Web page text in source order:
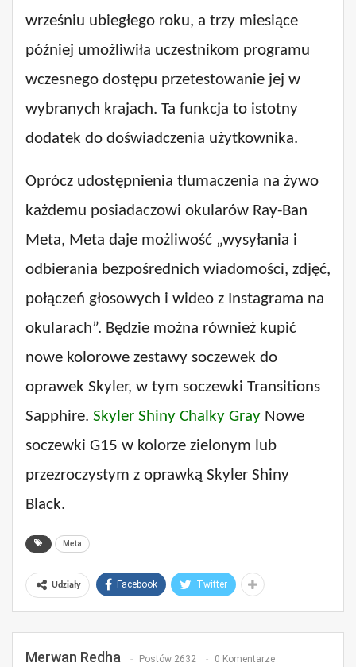
wrześniu ubiegłego roku, a trzy miesiące
później umożliwiła uczestnikom programu
wczesnego dostępu przetestowanie jej w
wybranych krajach. Ta funkcja to istotny
dodatek do doświadczenia użytkownika.
Oprócz udostępnienia tłumaczenia na żywo
każdemu posiadaczowi okularów Ray-Ban
Meta, Meta daje możliwość „wysyłania i
odbierania bezpośrednich wiadomości, zdjęć,
połączeń głosowych i wideo z Instagrama na
okularach”. Będzie można również kupić
nowe kolorowe zestawy soczewek do
oprawek Skyler, w tym soczewki Transitions
Sapphire. Skyler Shiny Chalky Gray Nowe
soczewki G15 w kolorze zielonym lub
przezroczystym z oprawką Skyler Shiny
Black.
Meta
Udziały Facebook Twitter
Merwan Redha Postów 2632 0 Komentarze